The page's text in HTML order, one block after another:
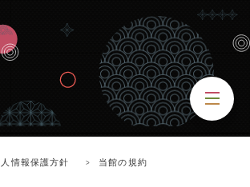
情報保護方針 当館の規約